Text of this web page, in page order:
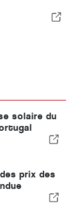
solaire du
prix des